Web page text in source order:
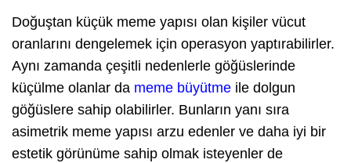
Doğuştan küçük meme yapısı olan kişiler vücut
oranlarını dengelemek için operasyon yaptırabilirler.
Aynı zamanda çeşitli nedenlerle göğüslerinde
küçülme olanlar da meme büyütme ile dolgun
göğüslere sahip olabilirler. Bunların yanı sıra
asimetrik meme yapısı arzu edenler ve daha iyi bir
estetik görünüme sahip olmak isteyenler de